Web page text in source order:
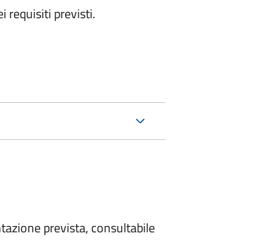
requisiti previsti.
prevista, consultabile